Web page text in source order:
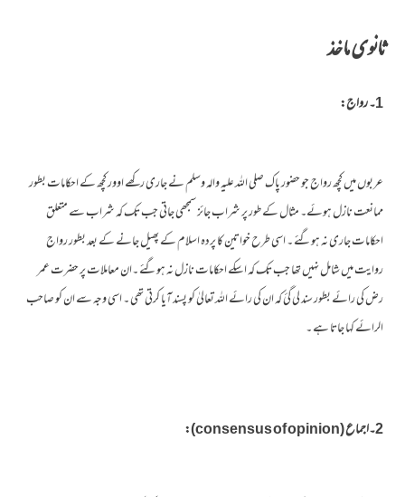
ثانوی ماخذ
1۔ رواج:
عربوں میں کچھ رواج جو حضور پاک صلی اللہ علیہ والہ وسلم نے جاری رکھے اوور کچھ کے احکامات بطور
ممانعت نازل ہوئے۔ مثال کے طور پر شراب جائز سمجھی جاتی جب تک کہ شراب سے متعلق
احکامات جاری نہ ہوگئے ۔ اسی طرح خواتین کا پردہ اسلام کے پھیل جانے کے بعد بطور رواج
روایت میں شامل نہیں تھا جب تک کہ اسکے احکامات نازل نہ ہوگئے ۔ان معاملات پر حضرت عمر
رض کی رائے بطور سند لی گئ کہ ان کی رائے اللہ تعالیٰ کو پسند آیا کرتی تھی ۔ اسی وجہ سے ان کو صاحب
الرائے کہا جاتا ہے ۔
2۔اجماع (consensus of opinion):